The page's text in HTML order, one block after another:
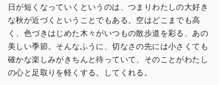
日が短くなっていくというのは、つまりわたしの大好き
な秋が近づくということでもある。空はどこまでも高
く、色づきはじめた木々がいつもの散歩道を彩る、あの
美しい季節。そんなふうに、切なさの先には小さくても
確かな楽しみがきちんと待っていて、そのことがわたし
の心と足取りを軽くする。してくれる。